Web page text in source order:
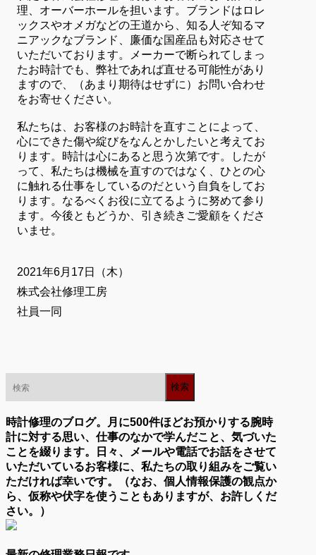
理、オーバーホールを担います。ブランドはロレ
ックスやオメガなどの王道から、知る人ぞ知るマ
ニアックなブランド、廉価な国産品も対応させて
いただいております。メーカーで断られてしまっ
たお時計でも、弊社であれば直せる可能性があり
ますので、（あまり期待はせずに）お問い合わせ
をお寄せください。
私たちは、お客様のお時計を直すことによって、
心にできた傷や綻びをなんとかしたいと考えてお
ります。時計は心にあると思う次第です。したが
って、私たちは機械を直すのではなく、ひとの心
に触れる仕事をしているのだという自負をしてお
ります。なるべくお役に立てるように努めて参り
ます。今後ともどうか、引き続きご愛顧をくださ
いませ。
2021年6月17日（木）
株式会社修理工房
社員一同
時計修理のブログ。月に500件ほどお預かりする腕時
計に対する思い、仕事のなかで学んだこと、気づいた
ことを綴ります。日々、メールや電話でお話をさせて
いただいているお客様に、私たちの取り組みをご覧い
ただければ幸いです。（なお、個人情報保護の観点か
ら、仮称や伏字を使うこともありますが、お許しくだ
さい。）